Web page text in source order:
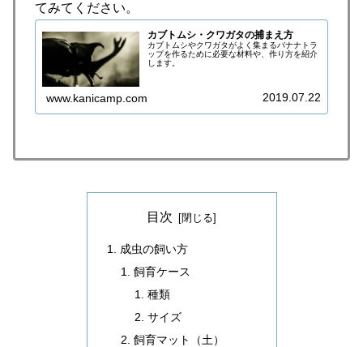
てみてください。
カブトムシ・クワガタの捕まえ方
カブトムシやクワガタがよく集まるバナナトラ
ップを作るために必要な材料や、作り方を紹介
します。
www.kanicamp.com 2019.07.22
目次
成虫の飼い方
飼育ケース
種類
サイズ
飼育マット（土）